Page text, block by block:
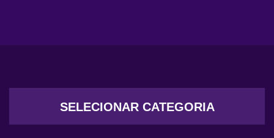
SELECIONAR CATEGORIA